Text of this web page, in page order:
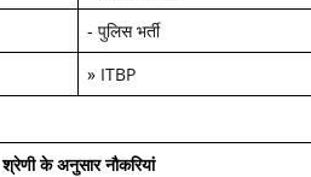
- पुलिस भर्ती
» ITBP
श्रेणी के अनुसार नौकरियां